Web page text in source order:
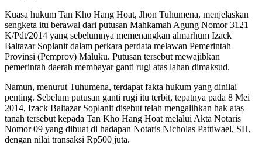
Kuasa hukum Tan Kho Hang Hoat, Jhon Tuhumena, menjelaskan
sengketa itu berawal dari putusan Mahkamah Agung Nomor 3121
K/Pdt/2014 yang sebelumnya memenangkan almarhum Izack
Baltazar Soplanit dalam perkara perdata melawan Pemerintah
Provinsi (Pemprov) Maluku. Putusan tersebut mewajibkan
pemerintah daerah membayar ganti rugi atas lahan dimaksud.
Namun, menurut Tuhumena, terdapat fakta hukum yang dinilai
penting. Sebelum putusan ganti rugi itu terbit, tepatnya pada 8 Mei
2014, Izack Baltazar Soplanit disebut telah mengalihkan hak atas
tanah tersebut kepada Tan Kho Hang Hoat melalui Akta Notaris
Nomor 09 yang dibuat di hadapan Notaris Nicholas Pattiwael, SH,
dengan nilai transaksi Rp500 juta.